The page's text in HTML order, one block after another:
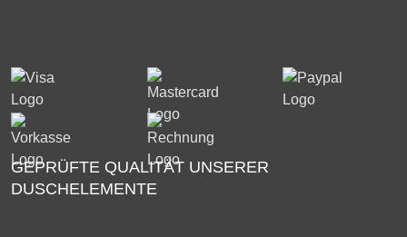
GEPRÜFTE QUALITÄT UNSERER
DUSCHELEMENTE